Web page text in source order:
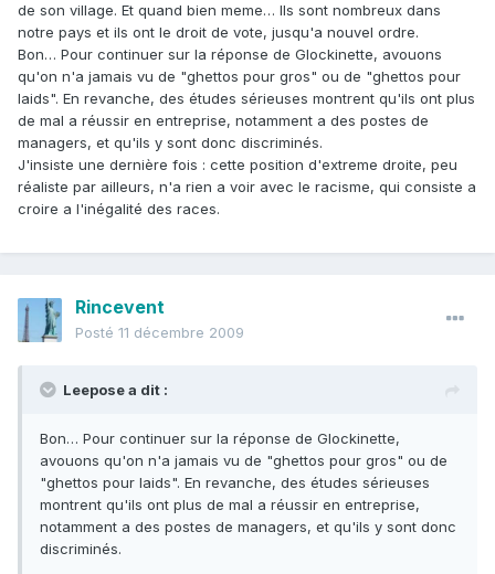
de son village. Et quand bien meme… Ils sont nombreux dans
notre pays et ils ont le droit de vote, jusqu'a nouvel ordre.
Bon… Pour continuer sur la réponse de Glockinette, avouons
qu'on n'a jamais vu de "ghettos pour gros" ou de "ghettos pour
laids". En revanche, des études sérieuses montrent qu'ils ont plus
de mal a réussir en entreprise, notamment a des postes de
managers, et qu'ils y sont donc discriminés.
J'insiste une dernière fois : cette position d'extreme droite, peu
réaliste par ailleurs, n'a rien a voir avec le racisme, qui consiste a
croire a l'inégalité des races.
Rincevent
Posté 11 décembre 2009
Leepose a dit :
Bon… Pour continuer sur la réponse de Glockinette,
avouons qu'on n'a jamais vu de "ghettos pour gros" ou de
"ghettos pour laids". En revanche, des études sérieuses
montrent qu'ils ont plus de mal a réussir en entreprise,
notamment a des postes de managers, et qu'ils y sont donc
discriminés.